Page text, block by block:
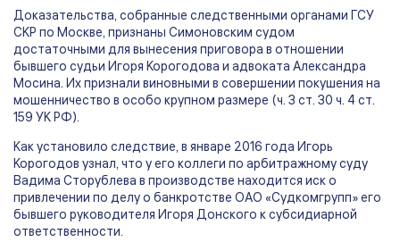
Доказательства, собранные следственными органами ГСУ
СКР по Москве, признаны Симоновским судом
достаточными для вынесения приговора в отношении
бывшего судьи Игоря Корогодова и адвоката Александра
Мосина. Их признали виновными в совершении покушения на
мошенничество в особо крупном размере (ч. 3 ст. 30 ч. 4 ст.
159 УК РФ).
Как установило следствие, в январе 2016 года Игорь
Корогодов узнал, что у его коллеги по арбитражному суду
Вадима Сторублева в производстве находится иск о
привлечении по делу о банкротстве ОАО «Судкомгрупп» его
бывшего руководителя Игоря Донского к субсидиарной
ответственности.